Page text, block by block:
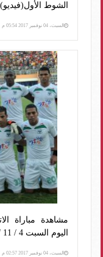
الشوط الأول(فيديو)
السبت، 04 نوفمبر 2017 05:54 م
مشاهدة مباراة
اليوم السبت 4 / 11 / 2017
السبت، 04 نوفمبر 2017 02:57 م